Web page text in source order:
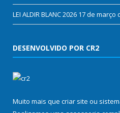
LEI ALDIR BLANC 2026 17 de março
DESENVOLVIDO POR CR2
Muito mais que criar site ou